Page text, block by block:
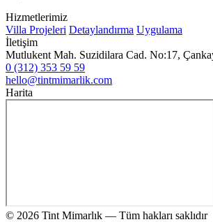
Hizmetlerimiz
Villa Projeleri Detaylandırma Uygulama
İletişim
Mutlukent Mah. Suzidilara Cad. No:17,
0 (312) 353 59 59
hello@tintmimarlik.com
Harita
© 2026 Tint Mimarlık — Tüm hakları saklıdır